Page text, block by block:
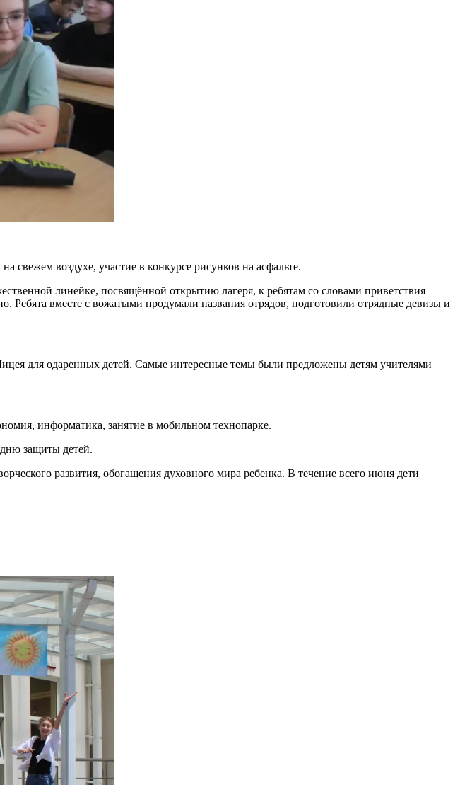
свежем воздухе, участие в конкурсе рисунков на асфальте.
линейке, посвящённой открытию лагеря, к ребятам со словами приветствия
вместе с вожатыми продумали названия отрядов, подготовили отрядные девизы и
для одаренных детей. Самые интересные темы были предложены детям учителями
информатика, занятие в мобильном технопарке.
защиты детей.
развития, обогащения духовного мира ребенка. В течение всего июня дети